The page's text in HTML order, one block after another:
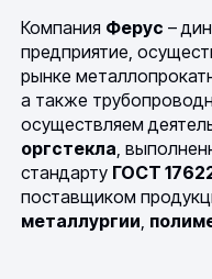
Компания Ферус –
предприятие,
рынке
а также
осуществляем
оргстекла,
стандарту ГОСТ
поставщиком
металлургии,